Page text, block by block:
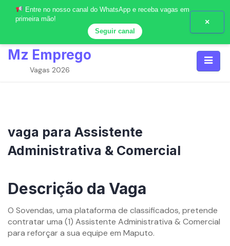
Entre no nosso canal do WhatsApp e receba vagas em
primeira mão!
Seguir canal
×
Skip
content
Mz Emprego
Vagas 2026
vaga para Assistente
Administrativa & Comercial
Descrição da Vaga
O Sovendas, uma plataforma de classificados, pretende
contratar uma (1) Assistente Administrativa & Comercial
para reforçar a sua equipe em Maputo.